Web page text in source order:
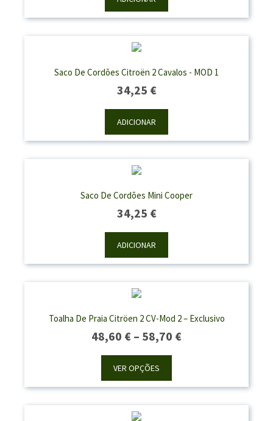
Saco De Cordões Citroën 2 Cavalos - MOD 1
34,25 €
ADICIONAR
Saco De Cordões Mini Cooper
34,25 €
ADICIONAR
Toalha De Praia Citröen 2 CV-Mod 2 – Exclusivo
48,60 € – 58,70 €Price
Through
VER OPÇÕES